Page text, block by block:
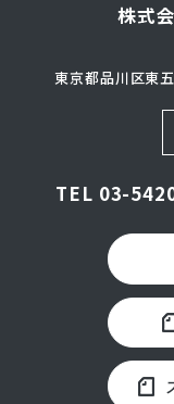
株式
東京都品川区東
TEL 03-